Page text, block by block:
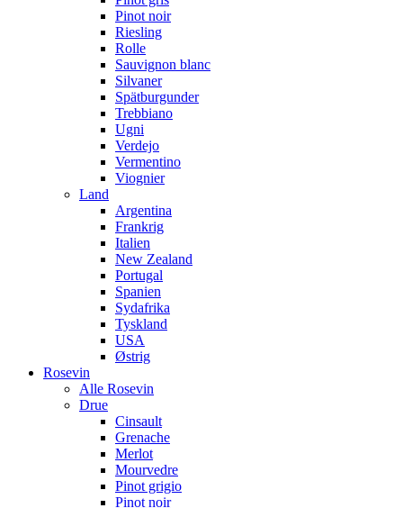
Pinot noir
Riesling
Rolle
Sauvignon blanc
Silvaner
Spätburgunder
Trebbiano
Ugni
Verdejo
Vermentino
Viognier
Land
Argentina
Frankrig
Italien
New Zealand
Portugal
Spanien
Sydafrika
Tyskland
USA
Østrig
Rosevin
Alle Rosevin
Drue
Cinsault
Grenache
Merlot
Mourvedre
Pinot grigio
Pinot noir